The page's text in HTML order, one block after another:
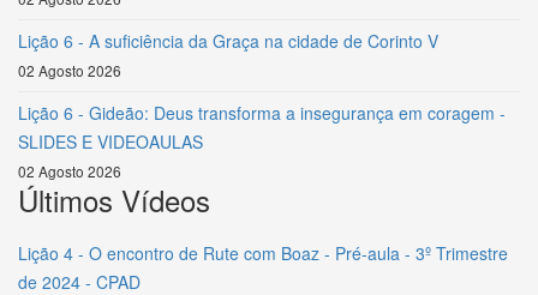
Lição 6 - A suficiência da Graça na cidade de Corinto V
02 Agosto 2026
Lição 6 - Gideão: Deus transforma a insegurança em coragem -
SLIDES E VIDEOAULAS
02 Agosto 2026
Últimos Vídeos
Lição 4 - O encontro de Rute com Boaz - Pré-aula - 3º Trimestre
de 2024 - CPAD